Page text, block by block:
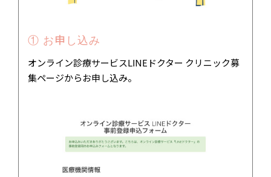
① お申し込み
オンライン診療サービスLINEドクター クリニック募
集ページからお申し込み。